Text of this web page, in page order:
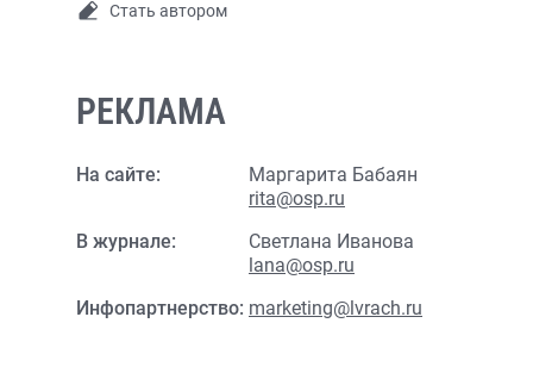
Стать автором
РЕКЛАМА
На сайте:
Маргарита Бабаян
rita@osp.ru
В журнале:
Светлана Иванова
lana@osp.ru
Инфопартнерство: marketing@lvrach.ru